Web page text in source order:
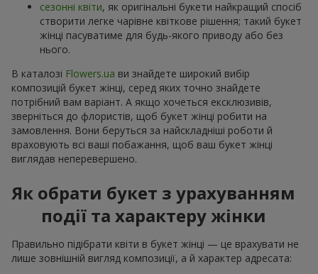
сезонні квіти, як оригінальні букети найкращий спосіб
створити легке чарівне квіткове рішення; такий букет
жінці пасуватиме для будь-якого приводу або без
нього.
В каталозі Flowers.ua ви знайдете широкий вибір
композицій букет жінці, серед яких точно знайдете
потрібний вам варіант. А якщо хочеться ексклюзивів,
зверніться до флористів, щоб букет жінці робити на
замовлення. Вони беруться за найскладніші роботи й
враховують всі ваші побажання, щоб ваш букет жінці
виглядав неперевершено.
Як обрати букет з урахуванням
події та характеру жінки
Правильно підібрати квіти в букет жінці — це врахувати не
лише зовнішній вигляд композиції, а й характер адресата: